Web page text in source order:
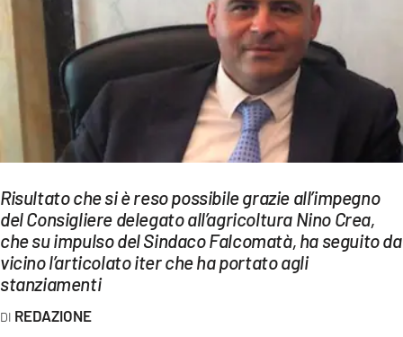
ECONOMIA E LAVORO
Streaming
LAC NETWORK
LAC ONAIR
Network
Risultato che si è reso possibile grazie all’impegno
del Consigliere delegato all’agricoltura Nino Crea,
che su impulso del Sindaco Falcomatà, ha seguito da
vicino l’articolato iter che ha portato agli
stanziamenti
REDAZIONE